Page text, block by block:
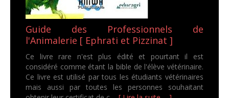
Guide des Professionnels de
l'Animalerie [ Ephrati et Pizzinat ]
Ce livre rare n'est plus édité et pourtant il est
considéré comme étant la bible de l'élève vétérinaire.
Ce livre est utilisé par tous les étudiants vétérinaires
mais aussi par toutes les personnes souhaitant